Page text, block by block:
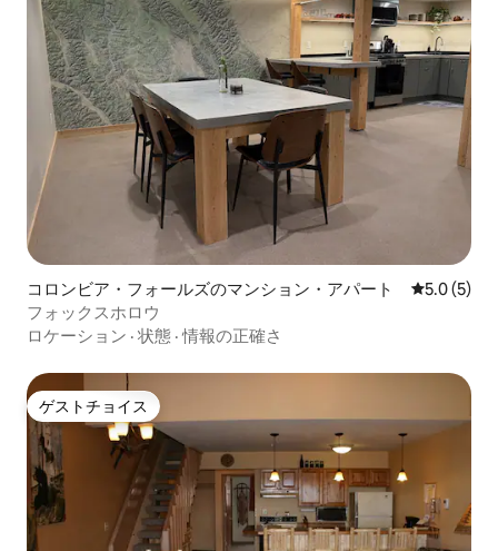
コロンビア・フォールズのマンション・アパート レビュー5
5.0 (5)
フォックスホロウ
ロケーション · 状態 ·情報の正確さ
ゲストチョイス
ゲストチョイス